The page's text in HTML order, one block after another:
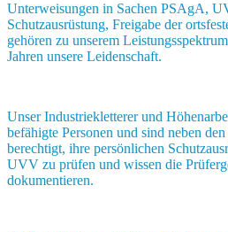
Unterweisungen in Sachen PSAgA,
Schutzausrüstung, Freigabe der
gehören zu unserem
Jahren unsere Leidenschaft.
Unser Industriekletterer und
befähigte Personen und sind neben
berechtigt, ihre persönlichen
UVV zu prüfen und wissen die
dokumentieren.